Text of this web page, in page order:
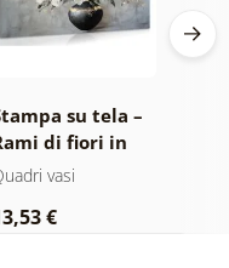
su tela –
di fiori in
nero
vasi
€